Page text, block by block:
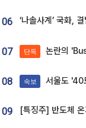
06
07 단독 논란의 'Busan is
08 속보 서울도 '40
09